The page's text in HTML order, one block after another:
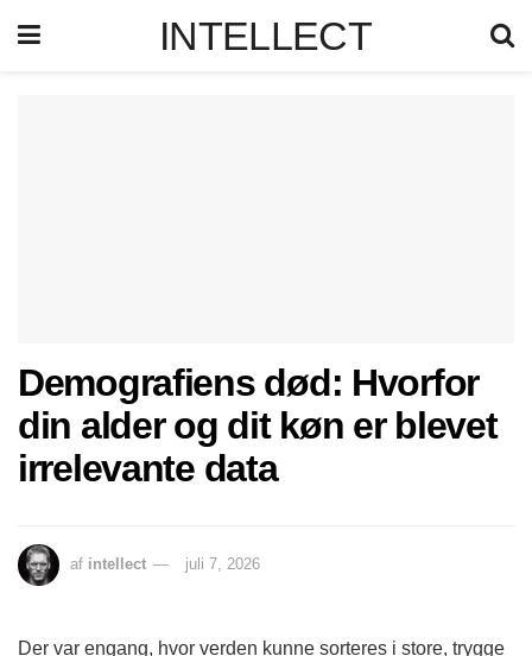
INTELLECT
Demografiens død: Hvorfor
din alder og dit køn er blevet
irrelevante data
af intellect juli 7, 2026
Der var engang, hvor verden kunne sorteres i store, trygge